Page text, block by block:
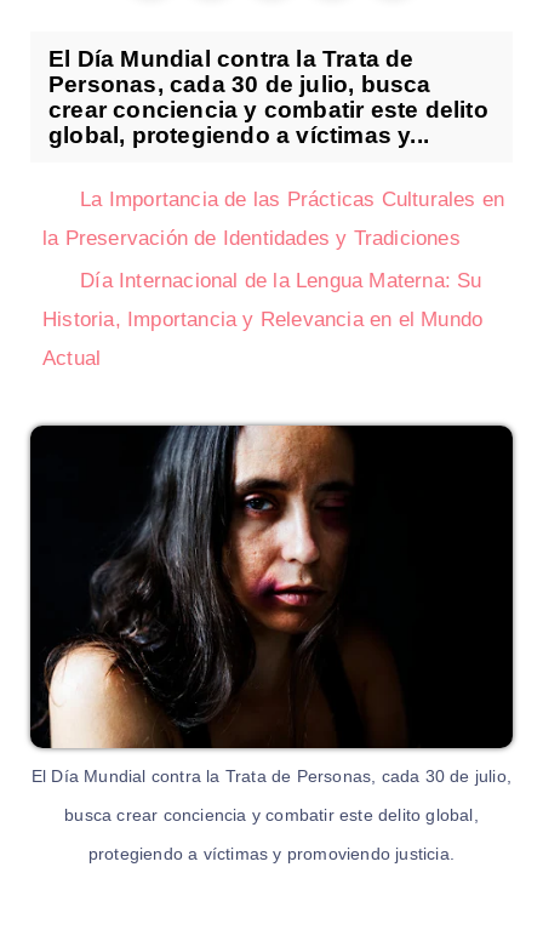
El Día Mundial contra la Trata de
Personas, cada 30 de julio, busca
crear conciencia y combatir este delito
global, protegiendo a víctimas y...
La Importancia de las Prácticas Culturales en
la Preservación de Identidades y Tradiciones
Día Internacional de la Lengua Materna: Su
Historia, Importancia y Relevancia en el Mundo
Actual
El Día Mundial contra la Trata de Personas, cada 30 de julio,
busca crear conciencia y combatir este delito global,
protegiendo a víctimas y promoviendo justicia.